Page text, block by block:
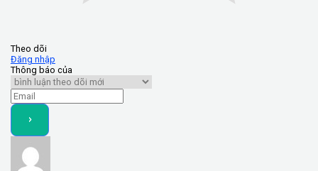
Theo dõi
Đăng nhập
Thông báo của